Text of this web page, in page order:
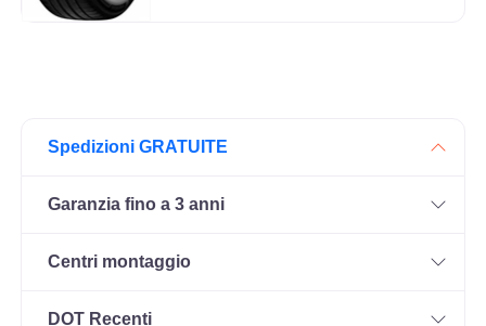
Spedizioni GRATUITE
Garanzia fino a 3 anni
Centri montaggio
DOT Recenti